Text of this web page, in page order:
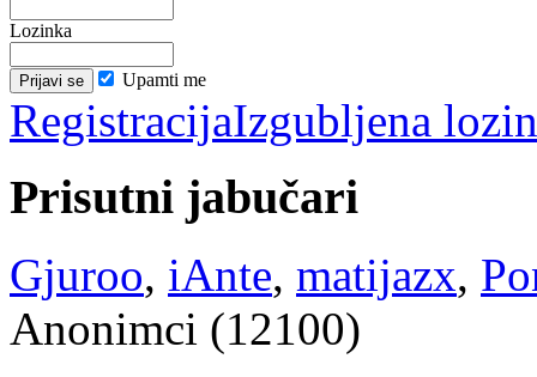
Lozinka
Upamti me
RegistracijaIzgubljena
Prisutni jabučari
Gjuroo, iAnte, matijazx,
Anonimci (12100)